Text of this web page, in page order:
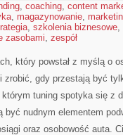
, coaching, content
, magazynowanie,
, szkolenia biznesowe,
zasobami, zespół
który powstał z myślą o
gdy przestają być
tuning spotyka się z
być nudnym elementem
oraz osobowość auta.